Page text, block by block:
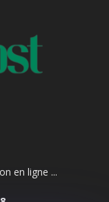
en ligne ...